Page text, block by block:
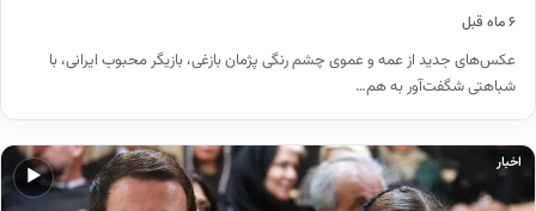
۶ ماه قبل
عکس‌های جدید از عمه و عموی چشم رنگی پژمان بازغی، بازیگر محبوب ایرانی، با
شباهتی شگفت‌آور به هم…
▶
اخبار